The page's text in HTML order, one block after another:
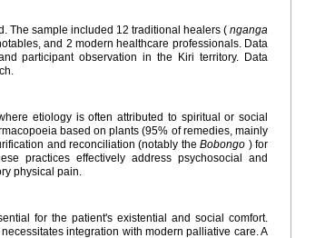
The sample included 12 traditional healers ( nganga
and 2 modern healthcare professionals. Data
participant observation in the Kiri territory. Data
etiology is often attributed to spiritual or social
based on plants (95% of remedies, mainly
and reconciliation (notably theBobongo ) for
practices effectively address psychosocial and
physical pain.
for the patient's existential and social comfort.
integration with modern palliative care. A